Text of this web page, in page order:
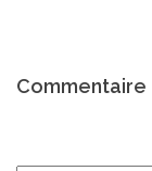
Commentaire